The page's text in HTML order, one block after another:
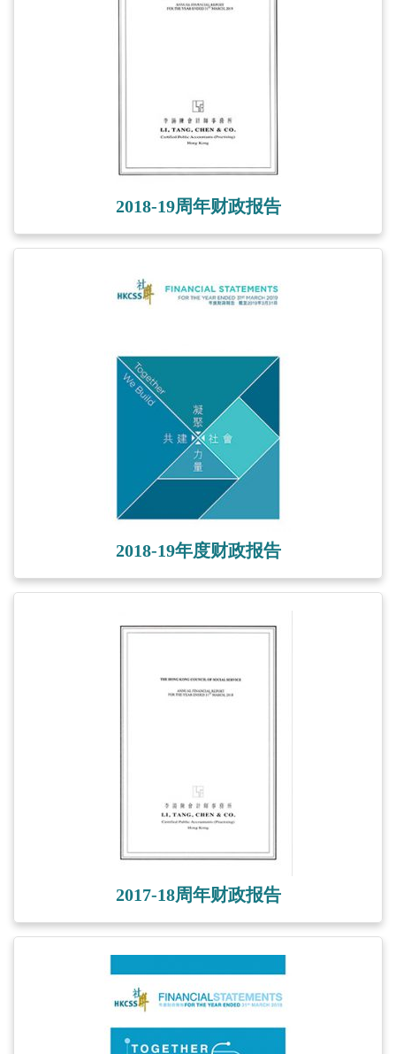
2018-19周年财政报告
2018-19年度财政报告
2017-18周年财政报告